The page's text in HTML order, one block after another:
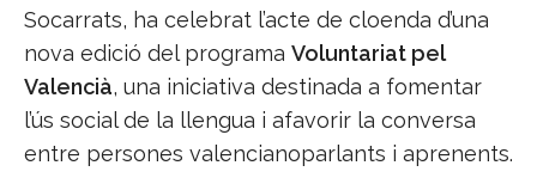
Socarrats, ha celebrat l’acte de cloenda d’una
nova edició del programa Voluntariat pel
Valencià, una iniciativa destinada a fomentar
l’ús social de la llengua i afavorir la conversa
entre persones valencianoparlants i aprenents.